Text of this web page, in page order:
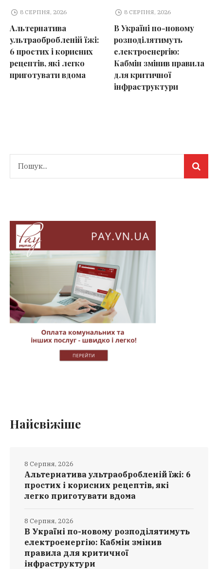
8 СЕРПНЯ, 2026
Альтернатива
ультраобробленій їжі:
6 простих і корисних
рецептів, які легко
приготувати вдома
8 СЕРПНЯ, 2026
В Україні по-новому
розподілятимуть
електроенергію:
Кабмін змінив правила
для критичної
інфраструктури
Найсвіжіше
Альтернатива ультраобробленій їжі: 6
простих і корисних рецептів, які
легко приготувати вдома
8 Серпня, 2026
В Україні по-новому розподілятимуть
електроенергію: Кабмін змінив
правила для критичної
інфраструктури
8 Серпня, 2026